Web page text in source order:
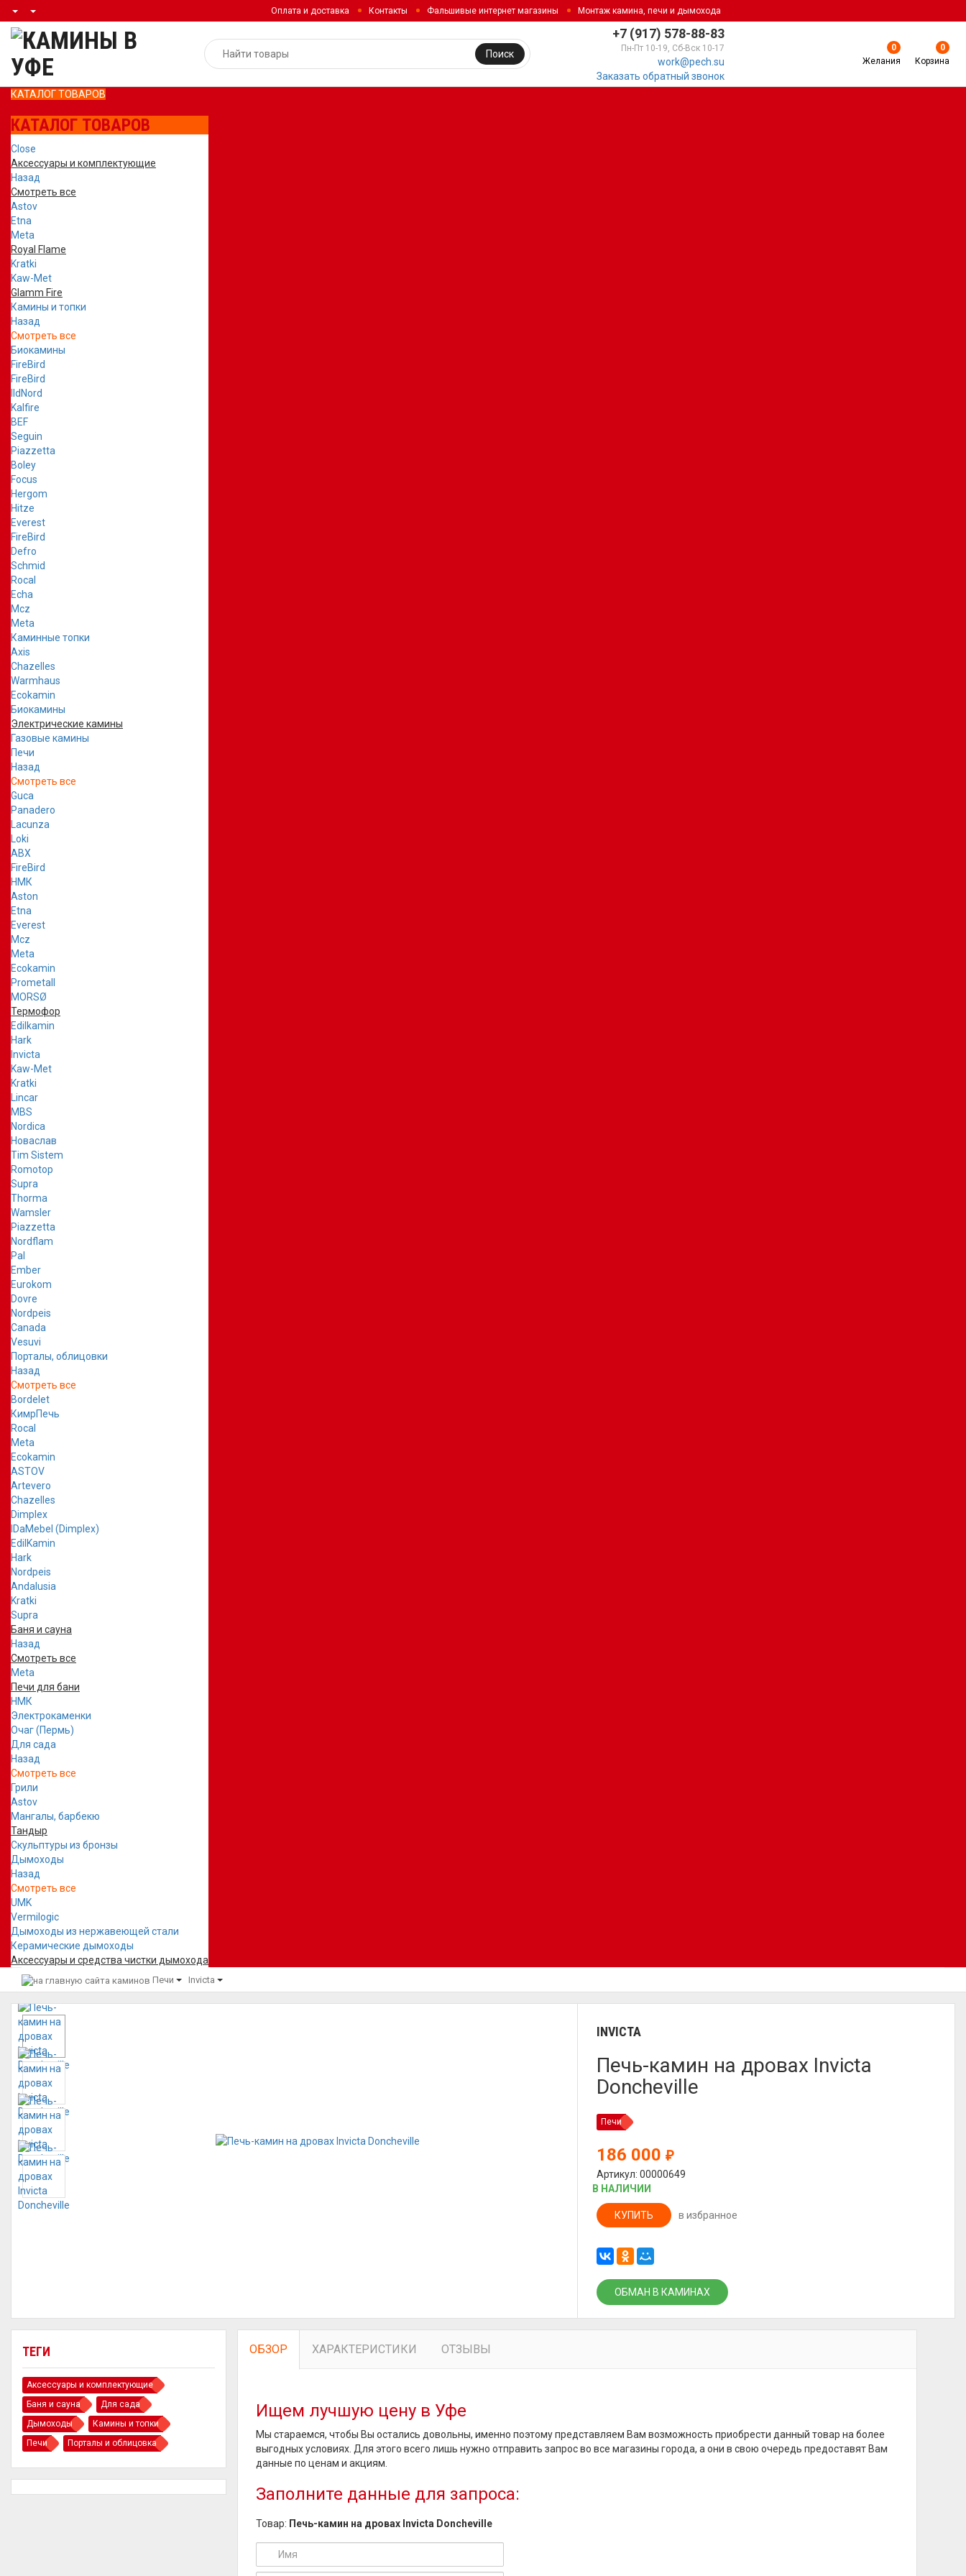
Оплата и доставка Контакты Фальшивые интернет магазины Монтаж камина, печи и дымохода
+7 (917) 578-88-83
Пн-Пт 10-19, Сб-Вск 10-17
work@pech.su
Заказать обратный звонок
Поиск
0
Желания
0
Корзина
КАТАЛОГ ТОВАРОВ
КАТАЛОГ ТОВАРОВ
Close
Аксессуары и комплектующие
Назад
Смотреть все
Astov
Etna
Meta
Royal Flame
Kratki
Kaw-Met
Glamm Fire
Камины и топки
Назад
Смотреть все
Биокамины
FireBird
FireBird
IldNord
Kalfire
BEF
Seguin
Piazzetta
Boley
Focus
Hergom
Hitze
Everest
FireBird
Defro
Schmid
Rocal
Echa
Mcz
Meta
Каминные топки
Axis
Chazelles
Warmhaus
Ecokamin
Биокамины
Электрические камины
Газовые камины
Печи
Назад
Смотреть все
Guca
Panadero
Lacunza
Loki
ABX
FireBird
НМК
Aston
Etna
Everest
Mcz
Meta
Ecokamin
Prometall
MORSØ
Термофор
Edilkamin
Hark
Invicta
Kaw-Met
Kratki
Lincar
MBS
Nordica
Новаслав
Tim Sistem
Romotop
Supra
Thorma
Wamsler
Piazzetta
Nordflam
Pal
Ember
Eurokom
Dovre
Nordpeis
Canada
Vesuvi
Порталы, облицовки
Назад
Смотреть все
Bordelet
КимрПечь
Rocal
Meta
Ecokamin
ASTOV
Artevero
Chazelles
Dimplex
IDaMebel (Dimplex)
EdilKamin
Hark
Nordpeis
Andalusia
Kratki
Supra
Баня и сауна
Назад
Смотреть все
Meta
Печи для бани
НМК
Электрокаменки
Очаг (Пермь)
Для сада
Назад
Смотреть все
Грили
Astov
Мангалы, барбекю
Тандыр
Скульптуры из бронзы
Дымоходы
Назад
Смотреть все
UMK
Vermilogic
Дымоходы из нержавеющей стали
Керамические дымоходы
Аксессуары и средства чистки дымохода
Печи Invicta
INVICTA
Печь-камин на дровах Invicta
Doncheville
Печи
186 000₽
Артикул: 00000649
В НАЛИЧИИ
КУПИТЬ в избранное
ОБМАН В КАМИНАХ
ТЕГИ
Аксессуары и комплектующие
Баня и сауна
Для сада
Дымоходы
Камины и топки
Печи
Порталы и облицовка
ОБЗОР ХАРАКТЕРИСТИКИ ОТЗЫВЫ
Ищем лучшую цену в Уфе
Мы стараемся, чтобы Вы остались довольны, именно поэтому представляем Вам возможность приобрести данный товар на более
выгодных условиях. Для этого всего лишь нужно отправить запрос во все магазины города, а они в свою очередь предоставят Вам
данные по ценам и акциям.
Заполните данные для запроса:
Товар: Печь-камин на дровах Invicta Doncheville